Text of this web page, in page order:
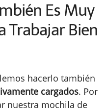
Es Muy
Trabajar Bien
hacerlo también
cargados. Por
nuestra mochila de